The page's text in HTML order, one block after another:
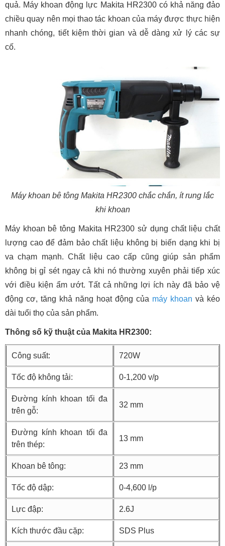
quả. Máy khoan động lực Makita HR2300 có khả năng đảo
chiều quay nên mọi thao tác khoan của máy được thực hiện
nhanh chóng, tiết kiệm thời gian và dễ dàng xử lý các sự
cố.
Máy khoan bê tông Makita HR2300 chắc chắn, ít rung lắc
khi khoan
Máy khoan bê tông Makita HR2300 sử dụng chất liệu chất
lượng cao để đảm bảo chất liệu không bị biến dạng khi bị
va chạm mạnh. Chất liệu cao cấp cũng giúp sản phẩm
không bị gỉ sét ngay cả khi nó thường xuyên phải tiếp xúc
với điều kiện ẩm ướt. Tất cả những lợi ích này đã bảo vệ
động cơ, tăng khả năng hoạt động của máy khoan và kéo
dài tuổi thọ của sản phẩm.
Thông số kỹ thuật của Makita HR2300:
Công suất: 720W
Tốc độ không tải: 0-1,200 v/p
Đường kính khoan tối đa
trên gỗ:
32 mm
Đường kính khoan tối đa
trên thép:
13 mm
Khoan bê tông: 23 mm
Tốc độ dập: 0-4,600 l/p
Lực đập: 2.6J
Kích thước đầu cặp: SDS Plus